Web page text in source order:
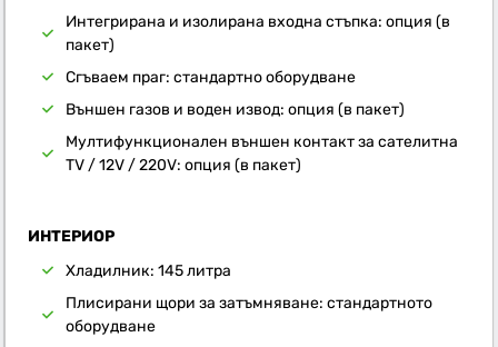
Интегрирана и изолирана входна стъпка: опция (в
пакет)
Сгъваем праг: стандартно оборудване
Външен газов и воден извод: опция (в пакет)
Мултифункционален външен контакт за сателитна
TV / 12V / 220V: опция (в пакет)
ИНТЕРИОР
Хладилник: 145 литра
Плисирани щори за затъмняване: стандартното
оборудване